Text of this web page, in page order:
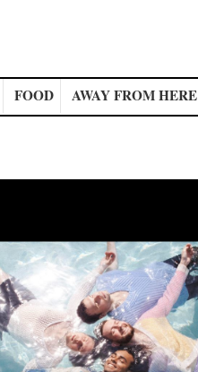
FOOD AWAY FROM HERE